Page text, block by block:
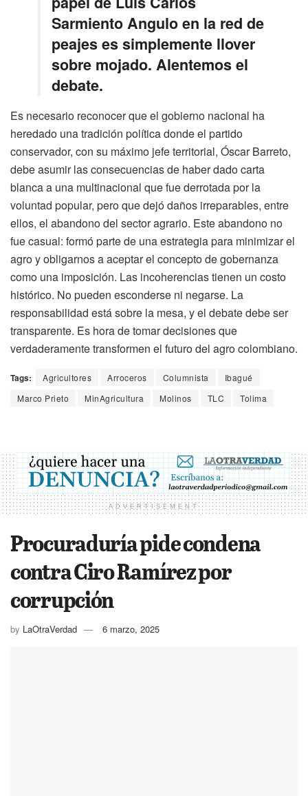
Sarmiento Angulo en la red de
peajes es simplemente llover
sobre mojado. Alentemos el
debate.
Es necesario reconocer que el gobierno nacional ha
heredado una tradición política donde el partido
conservador, con su máximo jefe territorial, Óscar Barreto,
debe asumir las consecuencias de haber dado carta
blanca a una multinacional que fue derrotada por la
voluntad popular, pero que dejó daños irreparables, entre
ellos, el abandono del sector agrario. Este abandono no
fue casual: formó parte de una estrategia para minimizar el
agro y obligarnos a aceptar el concepto de gobernanza
como una imposición. Las incoherencias tienen un costo
histórico. No pueden esconderse ni negarse. La
responsabilidad está sobre la mesa, y el debate debe ser
transparente. Es hora de tomar decisiones que
verdaderamente transformen el futuro del agro colombiano.
Tags: Agricultores Arroceros Columnista
Ibagué
Marco Prieto
MinAgricultura Molinos TLC Tolima
ADVERTISEMENT
Procuraduría pide condena
contra Ciro Ramírez por
corrupción
by LaOtraVerdad 6 marzo, 2025